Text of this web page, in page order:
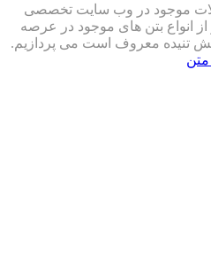
موجود در وب سایت تخصصی
دیگر از انواع بتن های موجود در عرصه
تنیده معروف است می پردازیم.
متن